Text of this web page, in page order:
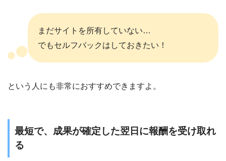
まだサイトを所有していない…
でもセルフバックはしておきたい！
という人にも非常におすすめできますよ。
最短で、成果が確定した翌日に報酬を受け取れ
る